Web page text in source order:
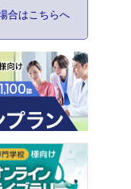
合はこちらへ